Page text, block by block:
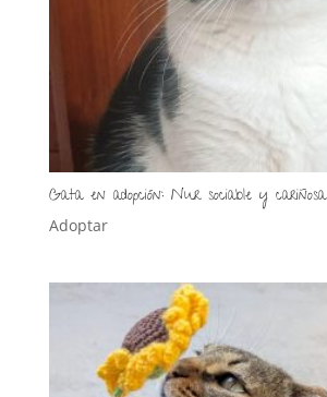
Gata en adopción: Nur sociable y cariñosa
Adoptar